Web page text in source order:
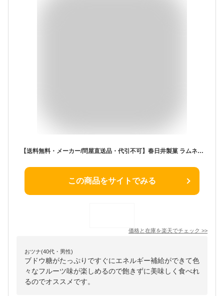
【送料無料・メーカー/問屋直送品・代引不可】春日井製菓 ラムネいろいろ 80g×12袋入｜ お菓子 袋 フルーツ味 ブドウ糖 ラムネ
この商品をサイトでみる
価格と在庫を楽天でチェック >>
おツナ(40代・男性)
ブドウ糖がたっぷりですぐにエネルギー補給ができて色
々なフルーツ味が楽しめるので飽きずに美味しく食べれ
るのでオススメです。